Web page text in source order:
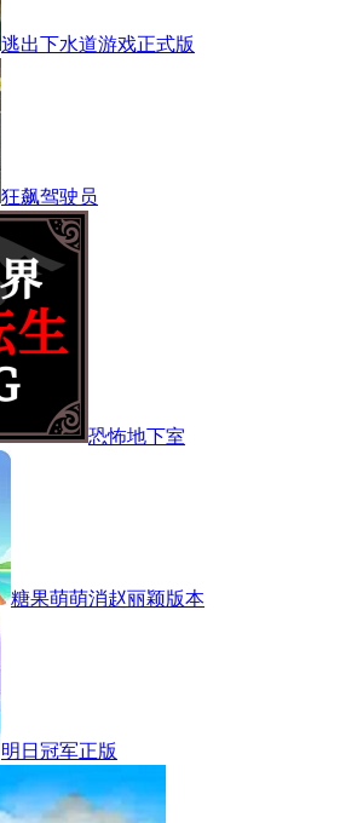
逃出下水道游戏正式版
狂飙驾驶员
恐怖地下室
糖果萌萌消赵丽颖版本
明日冠军正版